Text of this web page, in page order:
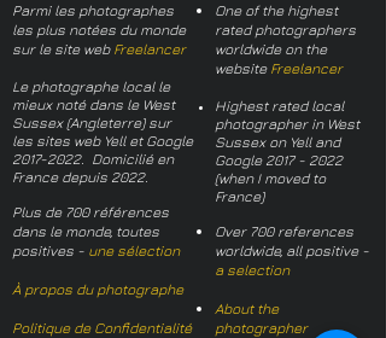
Parmi les photographes
les plus notées du monde
sur le site web Freelancer
Le photographe local le
mieux noté dans le West
Sussex (Angleterre) sur
les sites web Yell et Google
2017-2022. Domicilié en
France depuis 2022.
Plus de 700 références
dans le monde, toutes
positives - une sélection
À propos du photographe
Politique de Confidentialité
One of the highest
rated photographers
worldwide on the
website Freelancer
Highest rated local
photographer in West
Sussex on Yell and
Google 2017 - 2022
(when I moved to
France)
Over 700 references
worldwide, all positive -
a selection
About the
photographer